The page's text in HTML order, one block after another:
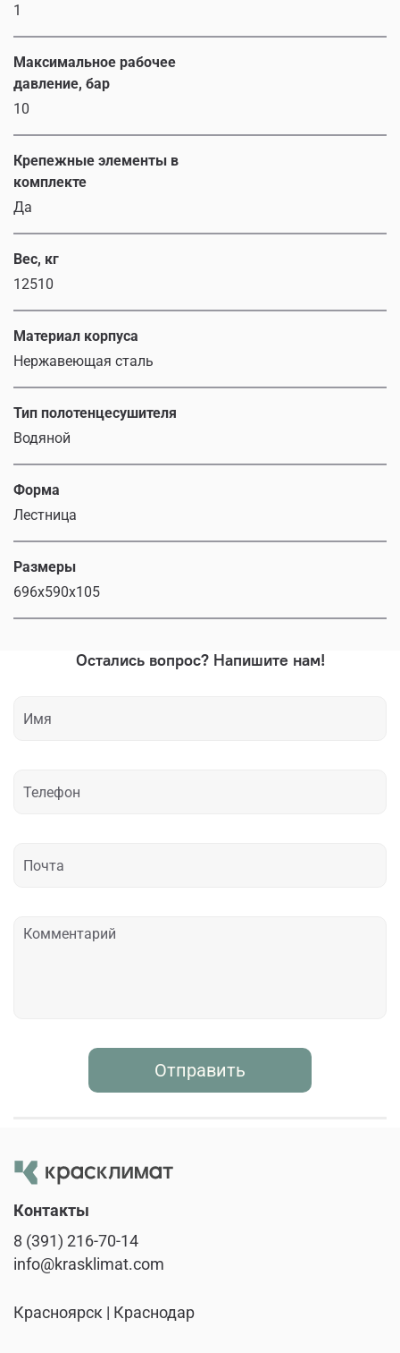
1
Максимальное рабочее
давление, бар
10
Крепежные элементы в
комплекте
Да
Вес, кг
12510
Материал корпуса
Нержавеющая сталь
Тип полотенцесушителя
Водяной
Форма
Лестница
Размеры
696x590x105
Остались вопрос? Напишите нам!
Отправить
Контакты
8 (391) 216-70-14
info@krasklimat.com
Красноярск | Краснодар